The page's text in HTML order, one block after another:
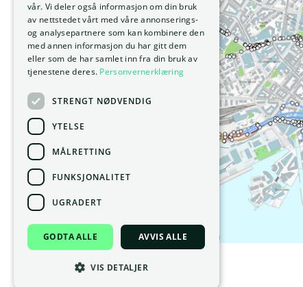
vår. Vi deler også informasjon om din bruk
av nettstedet vårt med våre annonserings-
og analysepartnere som kan kombinere den
med annen informasjon du har gitt dem
eller som de har samlet inn fra din bruk av
tjenestene deres. Personvernerklæring
STRENGT NØDVENDIG
YTELSE
MÅLRETTING
FUNKSJONALITET
UGRADERT
GODTA ALLE AVVIS ALLE
VIS DETALJER